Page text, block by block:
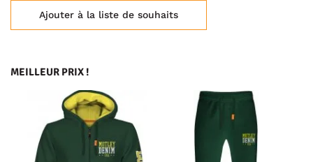
Ajouter à la liste de souhaits
MEILLEUR PRIX !